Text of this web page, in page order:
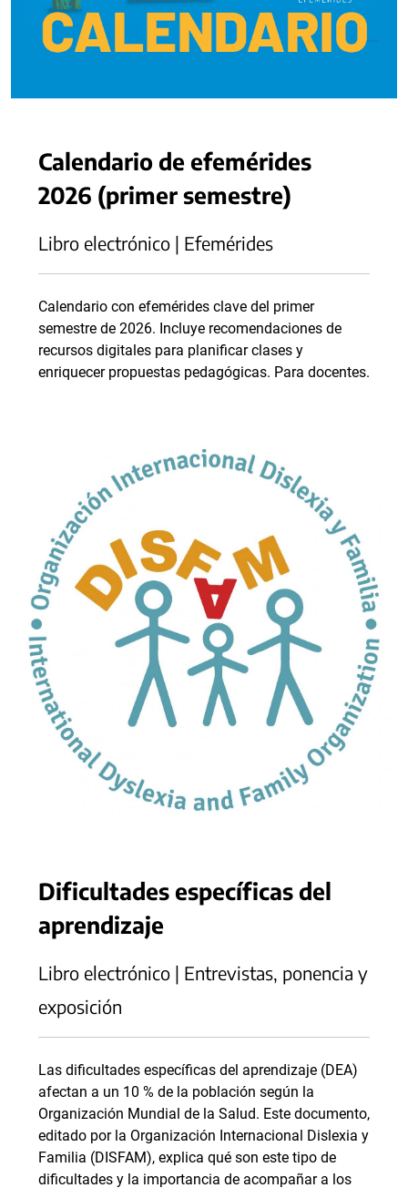
Calendario de efemérides
2026 (primer semestre)
Libro electrónico | Efemérides
Calendario con efemérides clave del primer
semestre de 2026. Incluye recomendaciones de
recursos digitales para planificar clases y
enriquecer propuestas pedagógicas. Para docentes.
Dificultades específicas del
aprendizaje
Libro electrónico | Entrevistas, ponencia y
exposición
Las dificultades específicas del aprendizaje (DEA)
afectan a un 10 % de la población según la
Organización Mundial de la Salud. Este documento,
editado por la Organización Internacional Dislexia y
Familia (DISFAM), explica qué son este tipo de
dificultades y la importancia de acompañar a los